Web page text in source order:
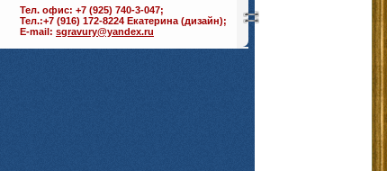
Тел. офис: +7 (925) 740-3-047;
Тел.:+7 (916) 172-8224 Екатерина (дизайн);
E-mail: sgravury@yandex.ru